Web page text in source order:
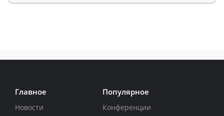
Главное
Новости
Популярное
Конференции